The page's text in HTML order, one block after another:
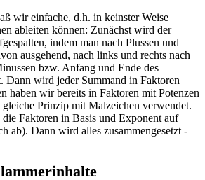
wir einfache, d.h. in keinster Weise
ableiten können: Zunächst wird der
indem man nach Plussen und
ausgehend, nach links und rechts nach
bzw. Anfang und Ende des
Dann wird jeder Summand in Faktoren
haben wir bereits in Faktoren mit Potenzen
gleiche Prinzip mit Malzeichen verwendet.
Faktoren in Basis und Exponent auf
ab). Dann wird alles zusammengesetzt -